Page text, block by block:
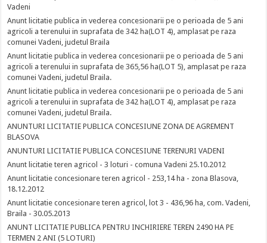
Vadeni
Anunt licitatie publica in vederea concesionarii pe o perioada de 5 ani
agricoli a terenului in suprafata de 342 ha(LOT 4), amplasat pe raza
comunei Vadeni, judetul Braila
Anunt licitatie publica in vederea concesionarii pe o perioada de 5 ani
agricoli a terenului in suprafata de 365,56 ha(LOT 5), amplasat pe raza
comunei Vadeni, judetul Braila.
Anunt licitatie publica in vederea concesionarii pe o perioada de 5 ani
agricoli a terenului in suprafata de 342 ha(LOT 4), amplasat pe raza
comunei Vadeni, judetul Braila.
ANUNTURI LICITATIE PUBLICA CONCESIUNE ZONA DE AGREMENT
BLASOVA
ANUNTURI LICITATIE PUBLICA CONCESIUNE TERENURI VADENI
Anunt licitatie teren agricol - 3 loturi - comuna Vadeni 25.10.2012
Anunt licitatie concesionare teren agricol - 253,14 ha - zona Blasova,
18.12.2012
Anunt licitatie concesionare teren agricol, lot 3 - 436,96 ha, com. Vadeni,
Braila - 30.05.2013
ANUNT LICITATIE PUBLICA PENTRU INCHIRIERE TEREN 2490 HA PE
TERMEN 2 ANI (5 LOTURI)